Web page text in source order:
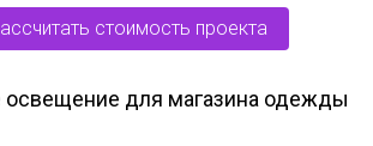
стоимость проекта
освещение для магазина одежды